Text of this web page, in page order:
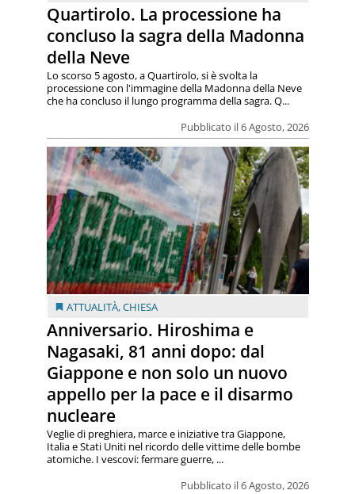
Quartirolo. La processione ha
concluso la sagra della Madonna
della Neve
Pubblicato il 6 Agosto, 2026
Lo scorso 5 agosto, a Quartirolo, si è svolta la
processione con l'immagine della Madonna della Neve
che ha concluso il lungo programma della sagra. Q...
ATTUALITÀ,CHIESA
Anniversario. Hiroshima e
Nagasaki, 81 anni dopo: dal
Giappone e non solo un nuovo
appello per la pace e il disarmo
nucleare
Pubblicato il 6 Agosto, 2026
Veglie di preghiera, marce e iniziative tra Giappone,
Italia e Stati Uniti nel ricordo delle vittime delle bombe
atomiche. I vescovi: fermare guerre, ...